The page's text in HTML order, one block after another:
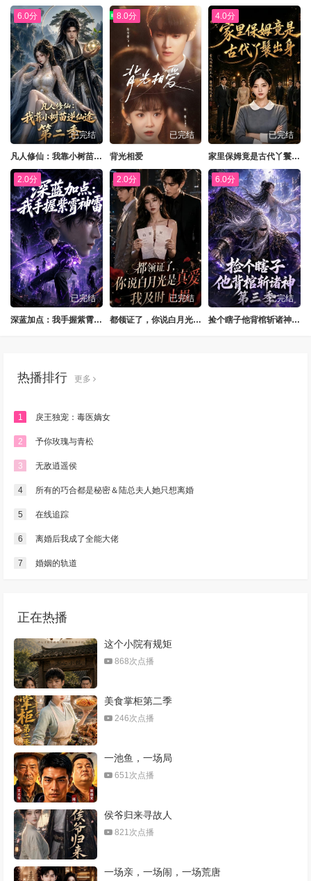
6.0分
已完结
凡人修仙：我靠小树苗逆仙途第二季
8.0分
已完结
背光相爱
4.0分
已完结
家里保姆竟是古代丫鬟出身
2.0分
已完结
深蓝加点：我手握紫霄神雷
2.0分
已完结
都领证了，你说白月光是真爱我及时止损
6.0分
已完结
捡个瞎子他背棺斩诸神第三季
热播排行 更多
1 戾王独宠：毒医嫡女
2 予你玫瑰与青松
3 无敌逍遥侯
4 所有的巧合都是秘密＆陆总夫人她只想离婚
5 在线追踪
6 离婚后我成了全能大佬
7 婚姻的轨道
正在热播
这个小院有规矩
868次点播
美食掌柜第二季
246次点播
一池鱼，一场局
651次点播
侯爷归来寻故人
821次点播
一场亲，一场闹，一场荒唐